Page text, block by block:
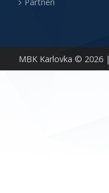
MBK Karlovka © 2026 |